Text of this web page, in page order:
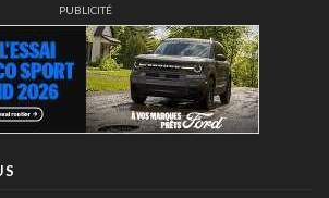
PUBLICITÉ